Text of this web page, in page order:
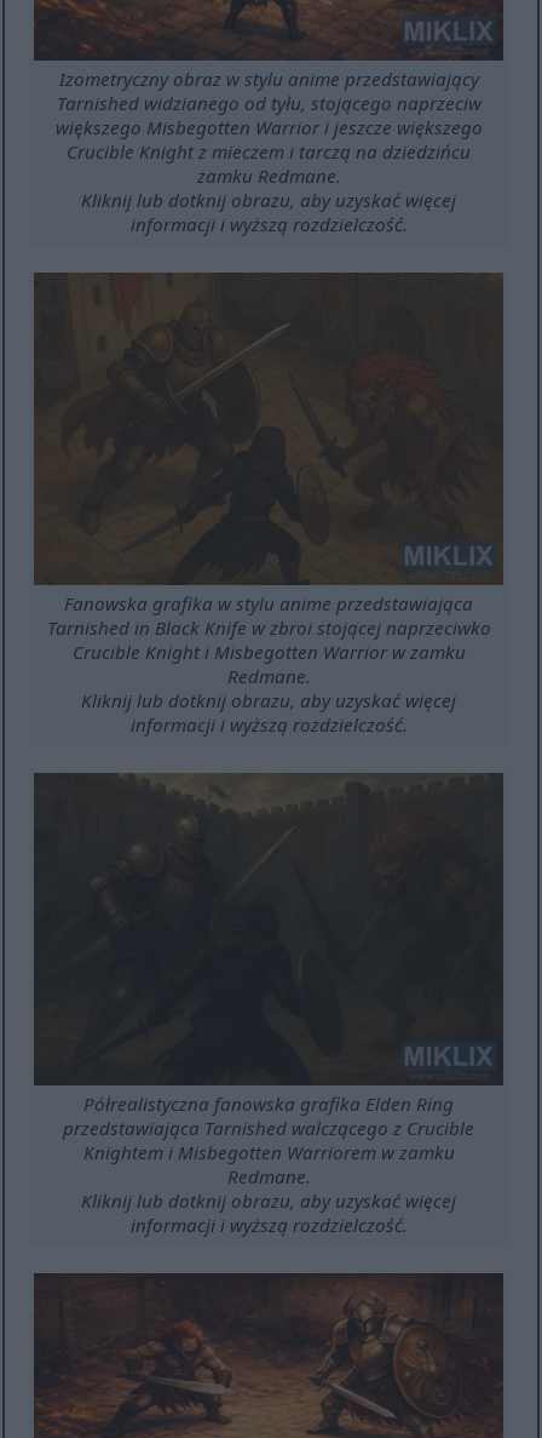
Izometryczny obraz w stylu anime przedstawiający
Tarnished widzianego od tyłu, stojącego naprzeciw
większego Misbegotten Warrior i jeszcze większego
Crucible Knight z mieczem i tarczą na dziedzińcu
zamku Redmane.
Kliknij lub dotknij obrazu, aby uzyskać więcej
informacji i wyższą rozdzielczość.
Fanowska grafika w stylu anime przedstawiająca
Tarnished in Black Knife w zbroi stojącej naprzeciwko
Crucible Knight i Misbegotten Warrior w zamku
Redmane.
Kliknij lub dotknij obrazu, aby uzyskać więcej
informacji i wyższą rozdzielczość.
Półrealistyczna fanowska grafika Elden Ring
przedstawiająca Tarnished walczącego z Crucible
Knightem i Misbegotten Warriorem w zamku
Redmane.
Kliknij lub dotknij obrazu, aby uzyskać więcej
informacji i wyższą rozdzielczość.